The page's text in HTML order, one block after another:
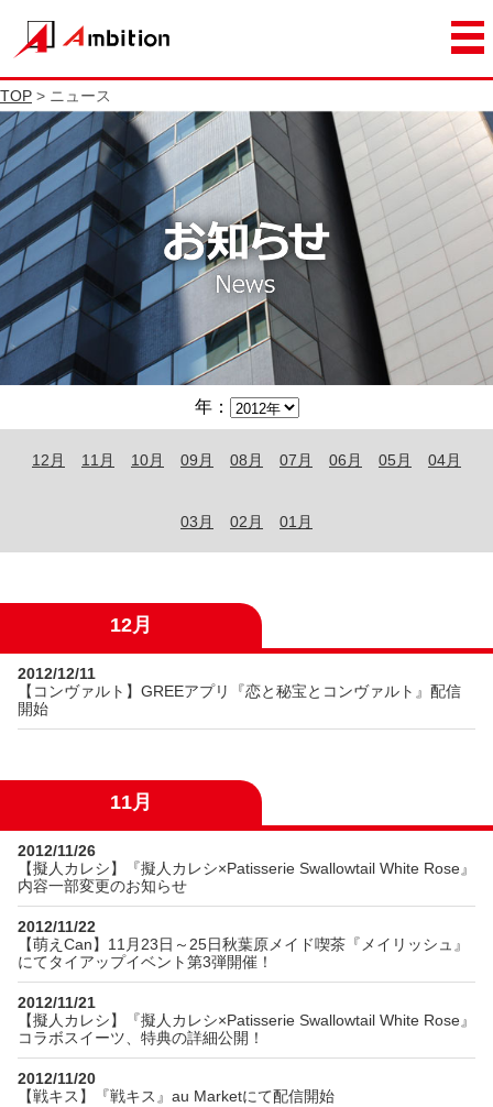
TOP > ニュース
年：
12月 11月 10月 09月 08月 07月 06月 05月 04月
03月 02月 01月
12月
2012/12/11
【コンヴァルト】GREEアプリ『恋と秘宝とコンヴァルト』配信
開始
11月
2012/11/26
【擬人カレシ】『擬人カレシ×Patisserie Swallowtail White Rose』
内容一部変更のお知らせ
2012/11/22
【萌えCan】11月23日～25日秋葉原メイド喫茶『メイリッシュ』
にてタイアップイベント第3弾開催！
2012/11/21
【擬人カレシ】『擬人カレシ×Patisserie Swallowtail White Rose』
コラボスイーツ、特典の詳細公開！
2012/11/20
【戦キス】『戦キス』au Marketにて配信開始